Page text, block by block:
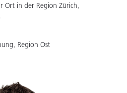
Ort in der Region Zürich,
Region Ost